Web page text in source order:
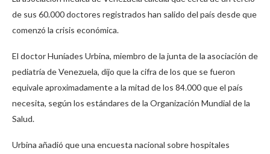
de sus 60.000 doctores registrados han salido del país desde que
comenzó la crisis económica.
El doctor Huníades Urbina, miembro de la junta de la asociación de
pediatría de Venezuela, dijo que la cifra de los que se fueron
equivale aproximadamente a la mitad de los 84.000 que el país
necesita, según los estándares de la Organización Mundial de la
Salud.
Urbina añadió que una encuesta nacional sobre hospitales